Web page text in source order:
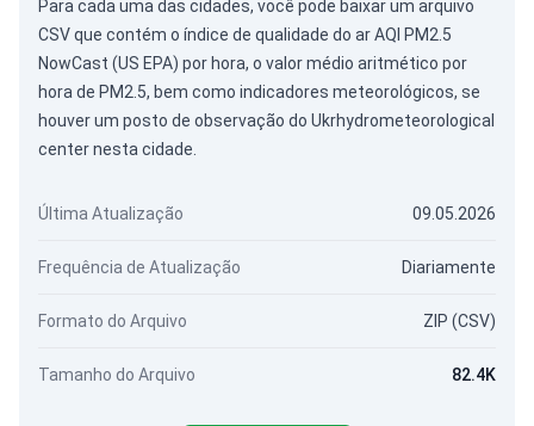
Para cada uma das cidades, você pode baixar um arquivo
CSV que contém o índice de qualidade do ar AQI PM2.5
NowCast (US EPA) por hora, o valor médio aritmético por
hora de PM2.5, bem como indicadores meteorológicos, se
houver um posto de observação do Ukrhydrometeorological
center nesta cidade.
Última Atualização 09.05.2026
Frequência de Atualização Diariamente
Formato do Arquivo ZIP (CSV)
Tamanho do Arquivo 82.4K